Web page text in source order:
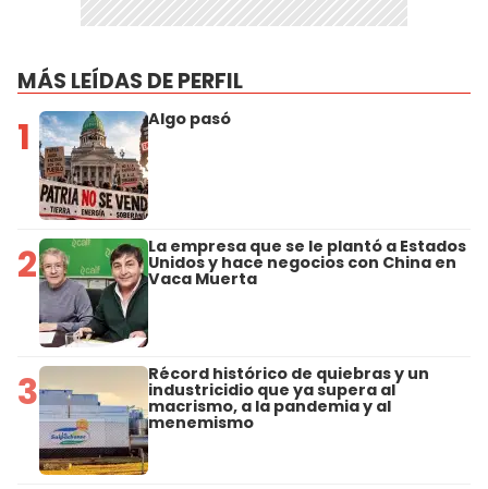
MÁS LEÍDAS DE PERFIL
1 Algo pasó
2 La empresa que se le plantó a Estados
Unidos y hace negocios con China en
Vaca Muerta
3 Récord histórico de quiebras y un
industricidio que ya supera al
macrismo, a la pandemia y al
menemismo